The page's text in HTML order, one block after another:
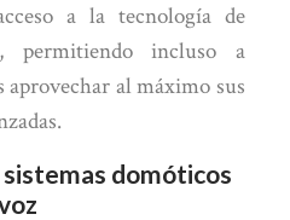
a la tecnología de
permitiendo incluso a
al máximo sus
domóticos